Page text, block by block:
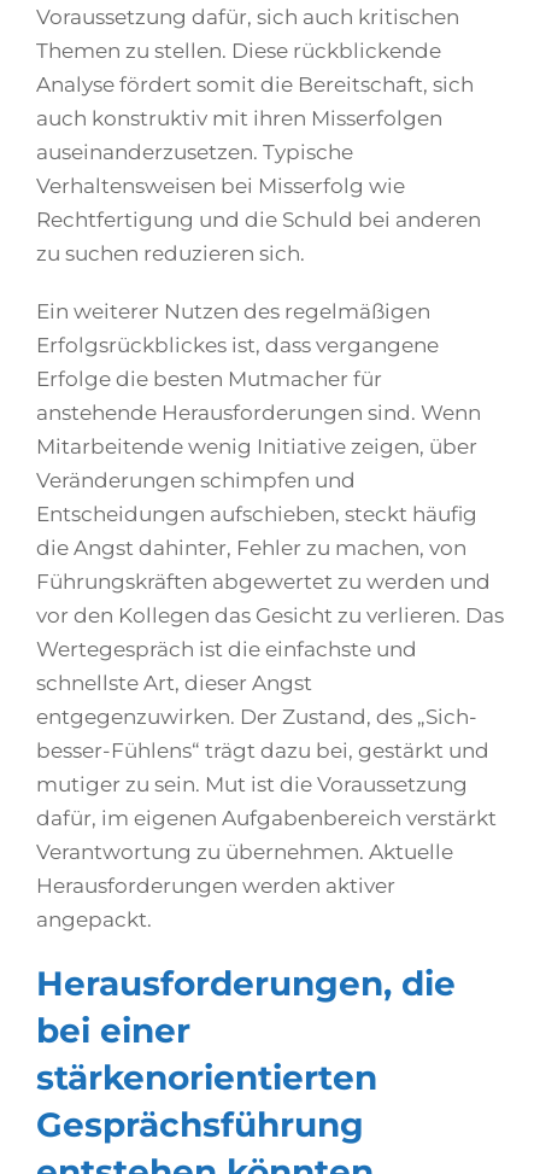
Voraussetzung dafür, sich auch kritischen
Themen zu stellen. Diese rückblickende
Analyse fördert somit die Bereitschaft, sich
auch konstruktiv mit ihren Misserfolgen
auseinanderzusetzen. Typische
Verhaltensweisen bei Misserfolg wie
Rechtfertigung und die Schuld bei anderen
zu suchen reduzieren sich.
Ein weiterer Nutzen des regelmäßigen
Erfolgsrückblickes ist, dass vergangene
Erfolge die besten Mutmacher für
anstehende Herausforderungen sind. Wenn
Mitarbeitende wenig Initiative zeigen, über
Veränderungen schimpfen und
Entscheidungen aufschieben, steckt häufig
die Angst dahinter, Fehler zu machen, von
Führungskräften abgewertet zu werden und
vor den Kollegen das Gesicht zu verlieren. Das
Wertegespräch ist die einfachste und
schnellste Art, dieser Angst
entgegenzuwirken. Der Zustand, des „Sich-
besser-Fühlens“ trägt dazu bei, gestärkt und
mutiger zu sein. Mut ist die Voraussetzung
dafür, im eigenen Aufgabenbereich verstärkt
Verantwortung zu übernehmen. Aktuelle
Herausforderungen werden aktiver
angepackt.
Herausforderungen, die
bei einer
stärkenorientierten
Gesprächsführung